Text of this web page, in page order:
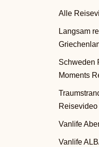
Alle
Langsam
Schweden
Moments
Reisevideo
Vanlife
Vanlife